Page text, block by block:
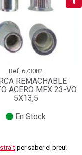
add_circle_outline
de desitjos
Connectar-se
))
Ref. 673082
REMACHABLE
ACERO MFX 23-VO
5X13,5
En Stock
per saber el preu!